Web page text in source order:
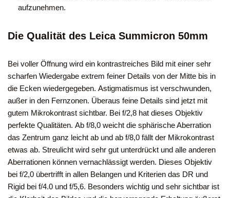
aufzunehmen.
Die Qualität des Leica Summicron 50mm
Bei voller Öffnung wird ein kontrastreiches Bild mit einer sehr
scharfen Wiedergabe extrem feiner Details von der Mitte bis in
die Ecken wiedergegeben. Astigmatismus ist verschwunden,
außer in den Fernzonen. Überaus feine Details sind jetzt mit
gutem Mikrokontrast sichtbar. Bei f/2,8 hat dieses Objektiv
perfekte Qualitäten. Ab f/8,0 weicht die sphärische Aberration
das Zentrum ganz leicht ab und ab f/8,0 fällt der Mikrokontrast
etwas ab. Streulicht wird sehr gut unterdrückt und alle anderen
Aberrationen können vernachlässigt werden. Dieses Objektiv
bei f/2,0 übertrifft in allen Belangen und Kriterien das DR und
Rigid bei f/4.0 und f/5,6. Besonders wichtig und sehr sichtbar ist